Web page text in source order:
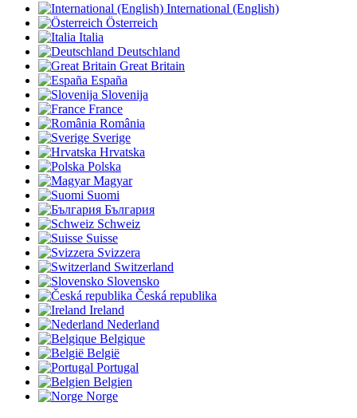
International (English)
Österreich
Italia
Deutschland
Great Britain
España
Slovenija
France
România
Sverige
Hrvatska
Polska
Magyar
Suomi
България
Schweiz
Suisse
Svizzera
Switzerland
Slovensko
Česká republika
Ireland
Nederland
Belgique
België
Portugal
Belgien
Norge